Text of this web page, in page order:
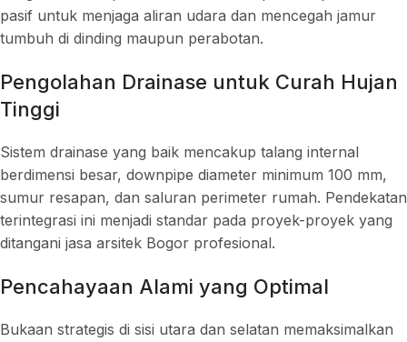
pasif untuk menjaga aliran udara dan mencegah jamur
tumbuh di dinding maupun perabotan.
Pengolahan Drainase untuk Curah Hujan
Tinggi
Sistem drainase yang baik mencakup talang internal
berdimensi besar, downpipe diameter minimum 100 mm,
sumur resapan, dan saluran perimeter rumah. Pendekatan
terintegrasi ini menjadi standar pada proyek-proyek yang
ditangani jasa arsitek Bogor profesional.
Pencahayaan Alami yang Optimal
Bukaan strategis di sisi utara dan selatan memaksimalkan